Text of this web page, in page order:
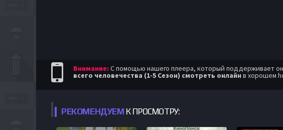
Внимание: С помощью нашего плеера, который поддерживает
всего человечества (1-5 Сезон) смотреть онлайн в хорошем
РЕКОМЕНДУЕМ К ПРОСМОТРУ: